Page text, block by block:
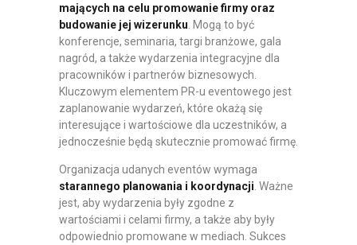
mających na celu promowanie firmy oraz
budowanie jej wizerunku . Mogą to być
konferencje, seminaria, targi branżowe, gala
nagród, a także wydarzenia integracyjne dla
pracowników i partnerów biznesowych.
Kluczowym elementem PR-u eventowego jest
zaplanowanie wydarzeń, które okażą się
interesujące i wartościowe dla uczestników, a
jednocześnie będą skutecznie promować firmę.
Organizacja udanych eventów wymaga
starannego planowania i koordynacji . Ważne
jest, aby wydarzenia były zgodne z
wartościami i celami firmy, a także aby były
odpowiednio promowane w mediach. Sukces